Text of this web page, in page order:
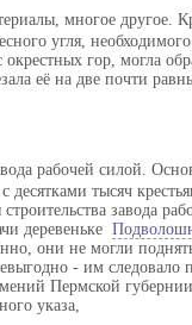
многое другое.
угля,
гор, могла
её на две почти
рабочей силой.
десятками тысяч
завода
деревеньке
они не могли
- им следовало
Пермской
указа,